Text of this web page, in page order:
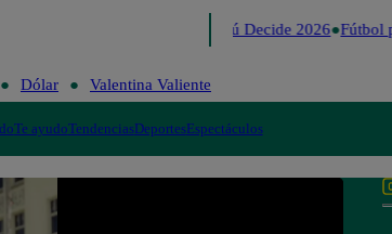
Perú Decide 2026 Fútbol
Dólar Valentina Valiente
Te ayudoTendenciasDeportesEspectáculos